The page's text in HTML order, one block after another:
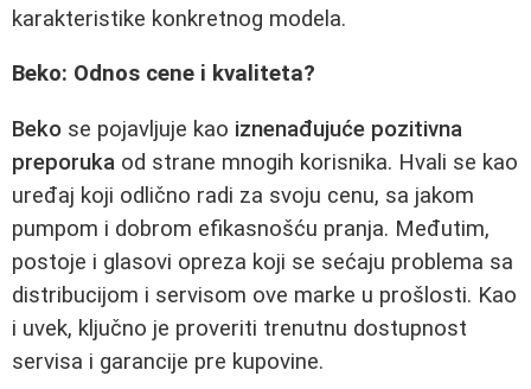
karakteristike konkretnog modela.
Beko: Odnos cene i kvaliteta?
Beko se pojavljuje kao iznenađujuće pozitivna
preporuka od strane mnogih korisnika. Hvali se kao
uređaj koji odlično radi za svoju cenu, sa jakom
pumpom i dobrom efikasnošću pranja. Međutim,
postoje i glasovi opreza koji se sećaju problema sa
distribucijom i servisom ove marke u prošlosti. Kao
i uvek, ključno je proveriti trenutnu dostupnost
servisa i garancije pre kupovine.